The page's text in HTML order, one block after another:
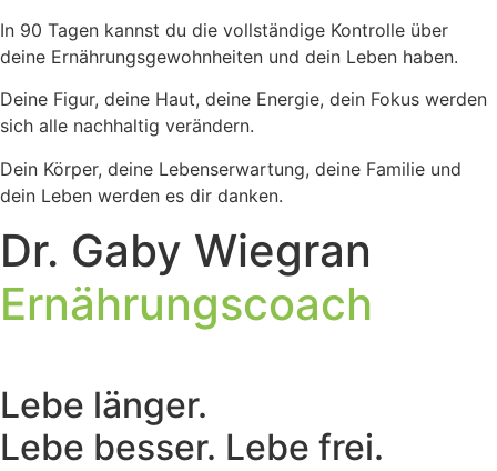
In 90 Tagen kannst du die vollständige Kontrolle über
deine Ernährungsgewohnheiten und dein Leben haben.
Deine Figur, deine Haut, deine Energie, dein Fokus werden
sich alle nachhaltig verändern.
Dein Körper, deine Lebenserwartung, deine Familie und
dein Leben werden es dir danken.
Dr. Gaby Wiegran
Ernährungscoach
Lebe länger.
Lebe besser. Lebe frei.